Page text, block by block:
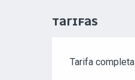
TARIFAS
TARIFAS 2026
Tarifa completa